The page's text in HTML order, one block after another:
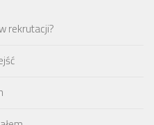
rekrutacji?